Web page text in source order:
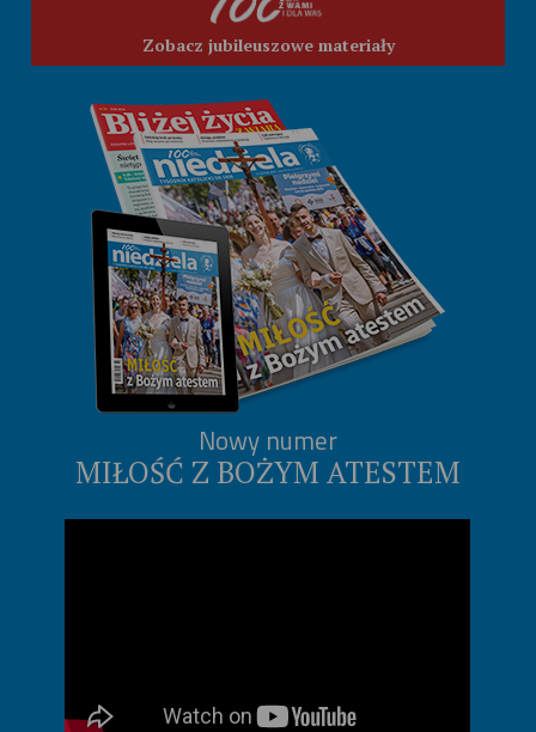
Zobacz jubileuszowe materiały
Nowy numer
MIŁOŚĆ Z BOŻYM ATESTEM